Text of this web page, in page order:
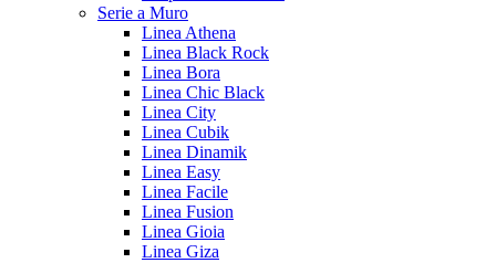
Serie a Muro
Linea Athena
Linea Black Rock
Linea Bora
Linea Chic Black
Linea City
Linea Cubik
Linea Dinamik
Linea Easy
Linea Facile
Linea Fusion
Linea Gioia
Linea Giza